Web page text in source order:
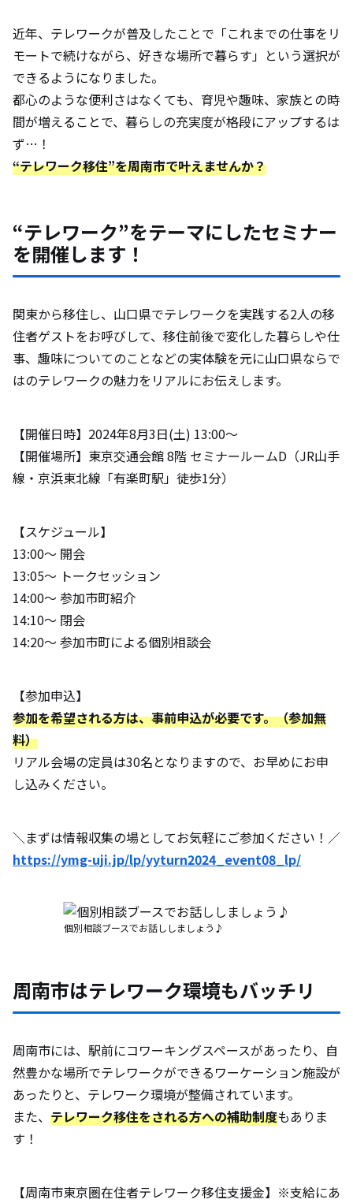
近年、テレワークが普及したことで「これまでの仕事をリ
モートで続けながら、好きな場所で暮らす」という選択が
できるようになりました。
都心のような便利さはなくても、育児や趣味、家族との時
間が増えることで、暮らしの充実度が格段にアップするは
ず…！
“テレワーク移住”を周南市で叶えませんか？
“テレワーク”をテーマにしたセミナー
を開催します！
関東から移住し、山口県でテレワークを実践する2人の移
住者ゲストをお呼びして、移住前後で変化した暮らしや仕
事、趣味についてのことなどの実体験を元に山口県ならで
はのテレワークの魅力をリアルにお伝えします。
【開催日時】2024年8月3日(土) 13:00〜
【開催場所】東京交通会館 8階 セミナールームD（JR山手
線・京浜東北線「有楽町駅」徒歩1分）
【スケジュール】
13:00〜 開会
13:05〜 トークセッション
14:00〜 参加市町紹介
14:10〜 閉会
14:20～ 参加市町による個別相談会
【参加申込】
参加を希望される方は、事前申込が必要です。（参加無
料）
リアル会場の定員は30名となりますので、お早めにお申
し込みください。
＼まずは情報収集の場としてお気軽にご参加ください！／
https://ymg-uji.jp/lp/yyturn2024_event08_lp/
個別相談ブースでお話ししましょう♪
周南市はテレワーク環境もバッチリ
周南市には、駅前にコワーキングスペースがあったり、自
然豊かな場所でテレワークができるワーケーション施設が
あったりと、テレワーク環境が整備されています。
また、 テレワーク移住をされる方への補助制度もありま
す！
【周南市東京圏在住者テレワーク移住支援金】※支給にあ